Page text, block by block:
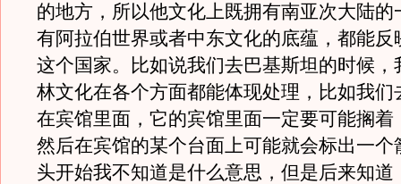
的地方，所以他文化上既拥有南亚次大陆的
有阿拉伯世界或者中东文化的底蕴，都能反
这个国家。比如说我们去巴基斯坦的时候，
林文化在各个方面都能体现处理，比如我们
在宾馆里面，它的宾馆里面一定要可能搁着
然后在宾馆的某个台面上可能就会标出一个
头开始我不知道是什么意思，但是后来知道